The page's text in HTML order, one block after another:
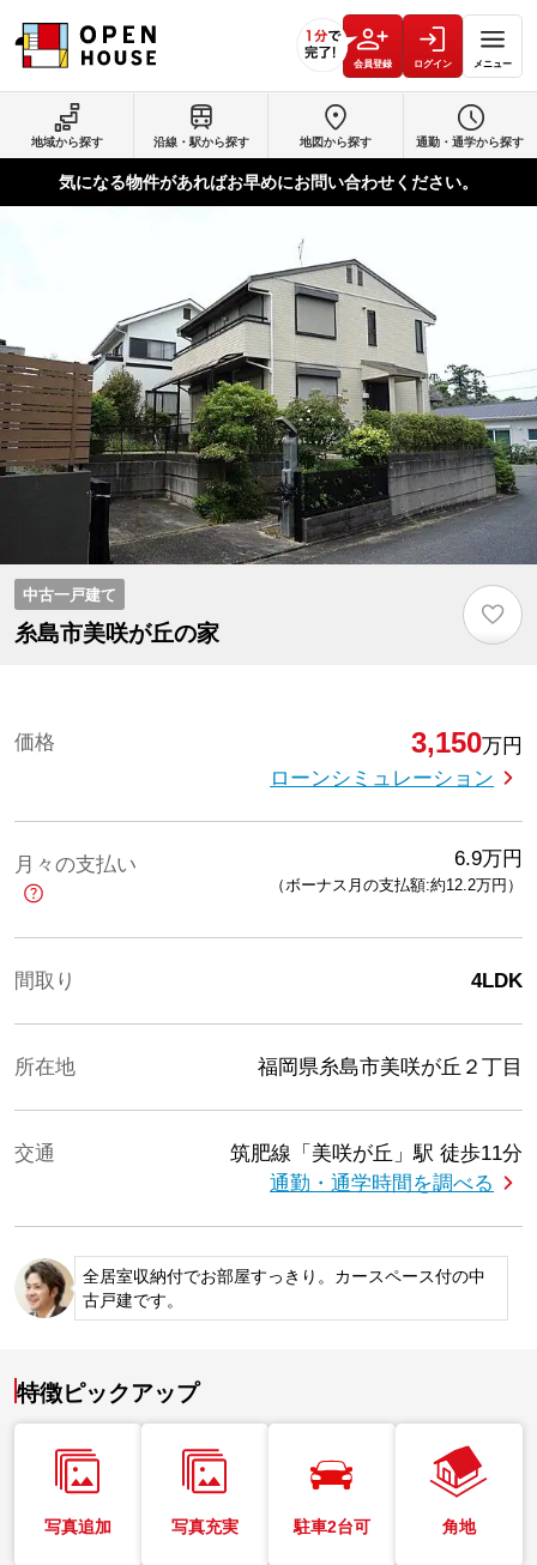
会員登録 ログイン メニュー
地域から探す 沿線・駅から探す 地図から探す 通勤・通学から探す
気になる物件があればお早めにお問い合わせください。
中古一戸建て
糸島市美咲が丘の家
♡
価格 3,150万円
ローンシミュレーション
月々の支払い 6.9万円
（ボーナス月の支払額:約12.2万円 ）
間取り 4LDK
所在地 福岡県糸島市美咲が丘２丁目
交通 筑肥線「美咲が丘」駅 徒歩11分
通勤・通学時間を調べる
全居室収納付でお部屋すっきり。カースペース付の中
古戸建です。
特徴ピックアップ
写真追加 写真充実 駐車2台可 角地